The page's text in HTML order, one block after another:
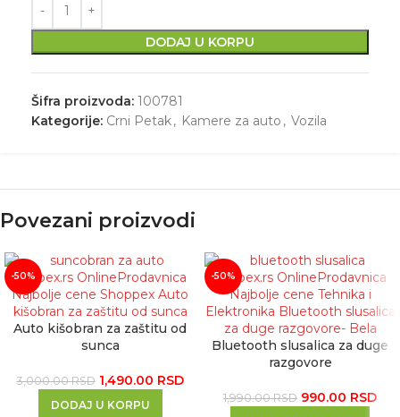
DODAJ U KORPU
Šifra proizvoda: 100781
Kategorije: Crni Petak, Kamere za auto , Vozila
Povezani proizvodi
-50%
Auto kišobran za zaštitu od
sunca
3,000.00RSD 1,490.00 RSD
DODAJ U KORPU
-50%
Bluetooth slusalica za duge
razgovore
1,990.00RSD 990.00 RSD